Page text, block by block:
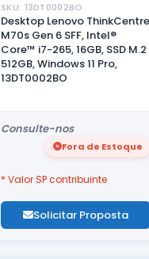
SKU: 13DT0002BO
Desktop Lenovo ThinkCentre
M70s Gen 6 SFF, Intel®
Core™ i7-265, 16GB, SSD M.2
512GB, Windows 11 Pro,
13DT0002BO
Consulte-nos
Fora de Estoque
* Valor SP contribuinte
Solicitar Proposta